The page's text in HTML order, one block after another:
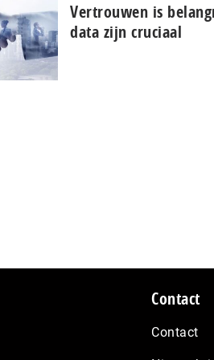
Vertrouwen is
data zijn cruciaal
Contact
Contact